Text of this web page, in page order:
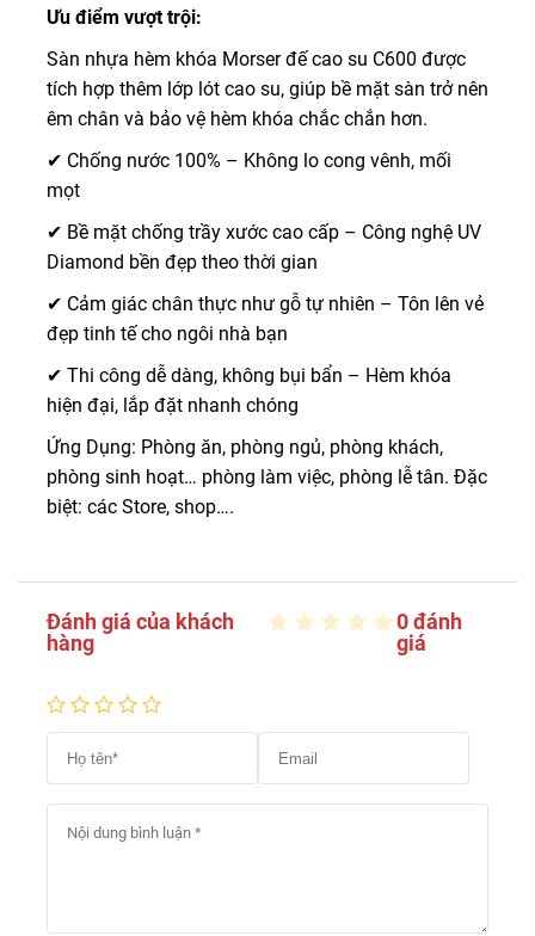
Ưu điểm vượt trội:
Sàn nhựa hèm khóa Morser đế cao su C600 được
tích hợp thêm lớp lót cao su, giúp bề mặt sàn trở nên
êm chân và bảo vệ hèm khóa chắc chắn hơn.
✔ Chống nước 100% – Không lo cong vênh, mối
mọt
✔ Bề mặt chống trầy xước cao cấp – Công nghệ UV
Diamond bền đẹp theo thời gian
✔ Cảm giác chân thực như gỗ tự nhiên – Tôn lên vẻ
đẹp tinh tế cho ngôi nhà bạn
✔ Thi công dễ dàng, không bụi bẩn – Hèm khóa
hiện đại, lắp đặt nhanh chóng
Ứng Dụng: Phòng ăn, phòng ngủ, phòng khách,
phòng sinh hoạt… phòng làm việc, phòng lễ tân. Đặc
biệt: các Store, shop….
Đánh giá của khách
hàng
0 đánh
giá